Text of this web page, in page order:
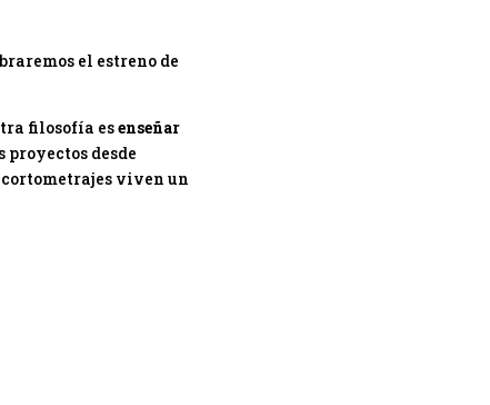
el estreno de
filosofía esenseñar
desde
cortometrajes viven un